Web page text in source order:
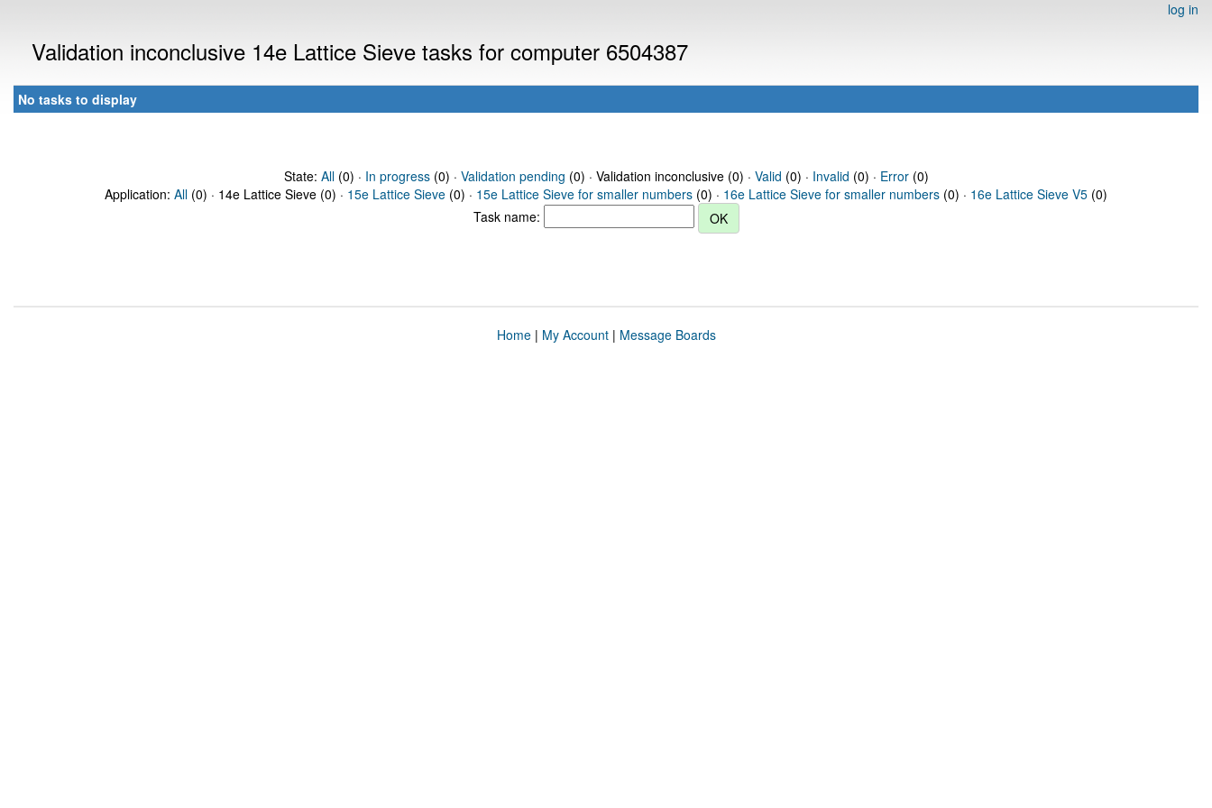
log in
Validation inconclusive 14e Lattice Sieve tasks for computer 6504387
No tasks to display
State: All(0) · In progress(0) · Validation pending (0) · Validation inconclusive (0) · Valid (0) · Invalid (0) · Error(0)
Application: All (0) · 14e Lattice Sieve (0) · 15e Lattice Sieve (0) · 15e Lattice Sieve for smaller numbers (0) · 16e Lattice Sieve for smaller numbers (0) · 16e Lattice Sieve V5 (0)
Task name:
Home| My Account| Message Boards